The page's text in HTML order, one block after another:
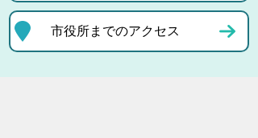
市役所までのアクセス